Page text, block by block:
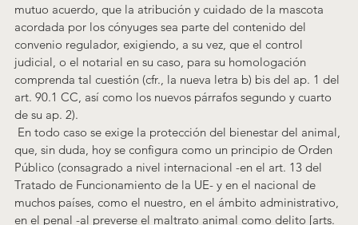
mutuo acuerdo, que la atribución y cuidado de la mascota
acordada por los cónyuges sea parte del contenido del
convenio regulador, exigiendo, a su vez, que el control
judicial, o el notarial en su caso, para su homologación
comprenda tal cuestión (cfr., la nueva letra b) bis del ap. 1 del
art. 90.1 CC, así como los nuevos párrafos segundo y cuarto
de su ap. 2).
que, sin duda, hoy se configura como un principio de Orden
Público (consagrado a nivel internacional -en el art. 13 del
Tratado de Funcionamiento de la UE- y en el nacional de
muchos países, como el nuestro, en el ámbito administrativo,
en el penal -al preverse el maltrato animal como delito [arts.